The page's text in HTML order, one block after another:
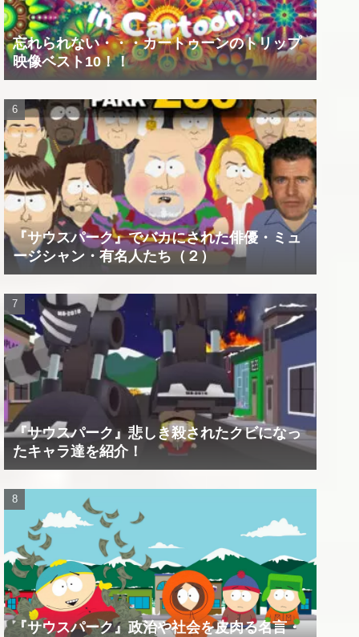
忘れられない・・・カートゥーンのトリップ
映像ベスト10！！
『サウスパーク』でバカにされた俳優・ミュ
ージシャン・有名人たち（２）
『サウスパーク』悲しき殺されたクビになっ
たキャラ達を紹介！
『サウスパーク』政治や社会を皮肉る名言・